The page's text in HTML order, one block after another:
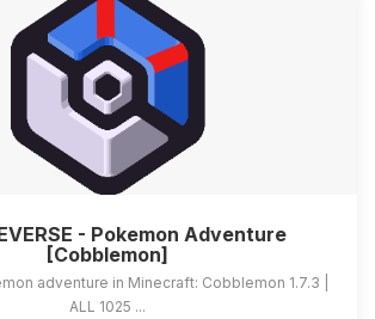
- Pokemon Adventure
[Cobblemon]
adventure in Minecraft: Cobblemon 1.7.3 |
ALL 1025 ...